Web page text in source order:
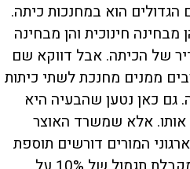
הוא במחנכות כיתה.
חינוכית והן מבחינה
של הכיתה. אבל דווקא שם
ממנים מחנכת לשתי כיתות
גם כאן נטען שהבעיה היא
אותו. אלא שמשרד האוצר
המורים דורשים תוספת